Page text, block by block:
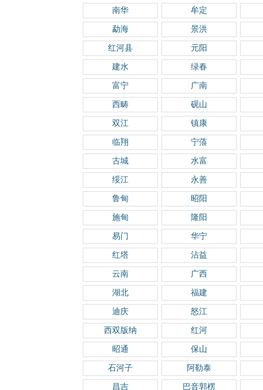
南华 牟定
勐海 景洪
红河县 元阳
建水 绿春
富宁 广南
西畴 砚山
双江 镇康
临翔 宁蒗
古城 水富
绥江 永善
鲁甸 昭阳
施甸 隆阳
易门 华宁
红塔 沾益
云南 广西
湖北 福建
迪庆 怒江
西双版纳 红河
昭通 保山
石河子 阿勒泰
昌吉 巴音郭楞